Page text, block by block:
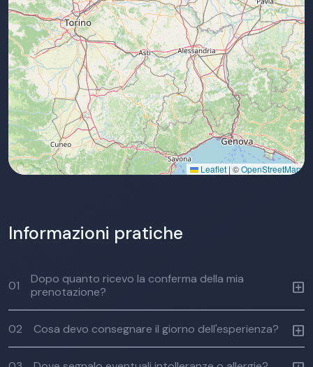
Leaflet | ©OpenStreetMap
Informazioni pratiche
01
Dopo quanto ricevo la conferma della mia
prenotazione?
02 Cosa devo consegnare il giorno dell'esperienza?